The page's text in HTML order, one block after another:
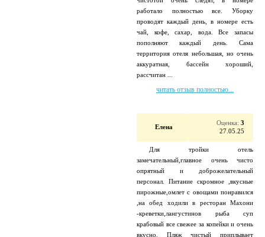
работало полностью все. Уборку
проводят каждый день, в номере есть
чай, кофе, сахар, вода. Все запасы
пополняют каждый день. Сама
территория отеля небольшая, но очень
аккуратная, бассейн хороший,
рассчитан ...
читать отзыв полностью...
Елена
Оценка: 3
27.05.25
Для тройки отель
замечательный,главное очень чисто
опрятный и доброжелательный
персонал. Питание скромное ,вкусные
пирожные,омлет с овощами понравился
,на обед ходили в ресторан Махони
-креветки,лангустинов рыба суп
крабовый все свежее за копейки и очень
вкусно. Пляж чистый приплывает